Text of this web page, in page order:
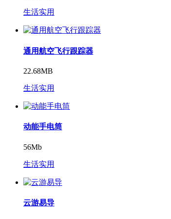
生活实用
通用航空飞行跟踪器
22.68MB
生活实用
动能手电筒
56Mb
生活实用
云游易导